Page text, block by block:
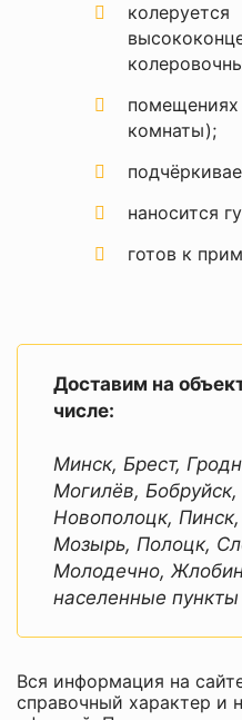
колеруется
помещениях
комнаты);
наносится
готов к
без запаха,
Производитель VGT (ВГТ)
вода
150-250 г/м2
полумат
материала
Я согласен с
Политикой
конфиденциальности
данного сайта
Доставим на
числе:
Минск, Брест,
Могилёв,
Новополоцк,
Мозырь, Полоцк,
Молодечно,
населенные
Вся информация на
справочный характер и